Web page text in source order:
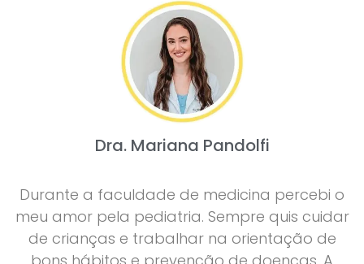
Dra. Mariana Pandolfi
Durante a faculdade de medicina percebi o
meu amor pela pediatria. Sempre quis cuidar
de crianças e trabalhar na orientação de